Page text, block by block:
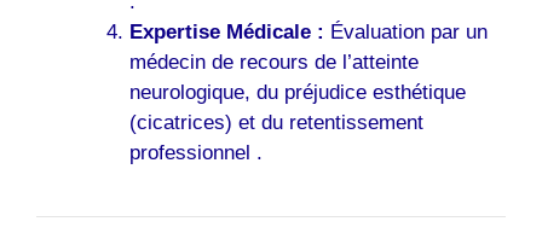
Expertise Médicale : Évaluation par un
médecin de recours de l’atteinte
neurologique, du préjudice esthétique
(cicatrices) et du retentissement
professionnel .